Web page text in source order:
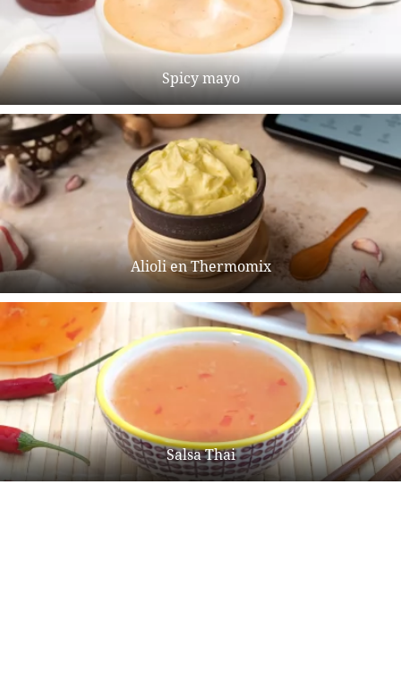
Spicy mayo
Alioli en Thermomix
Salsa Thai